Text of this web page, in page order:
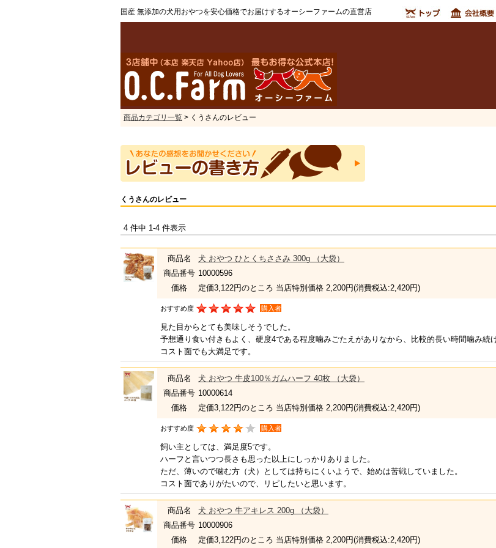
国産 無添加の犬用おやつを安心価格でお届けするオーシーファームの直営店
商品カテゴリ一覧 > くうさんのレビュー
くうさんのレビュー
4 件中 1-4 件表示
商品名
犬 おやつ ひとくちささみ 300g （大袋）
商品番号 10000596
価格
定価3,122円のところ 当店特別価格 2,200円(消費税込:2,420円)
おすすめ度 購入者
見た目からとても美味しそうでした。
予想通り食い付きもよく、硬度4である程度噛みごたえがありなから、比較的長い時間噛み続
コスト面でも大満足です。
商品名
犬 おやつ 牛皮100％ガムハーフ 40枚 （大袋）
商品番号 10000614
価格
定価3,122円のところ 当店特別価格 2,200円(消費税込:2,420円)
おすすめ度 購入者
飼い主としては、満足度5です。
ハーフと言いつつ長さも思った以上にしっかりありました。
ただ、薄いので噛む方（犬）としては持ちにくいようで、始めは苦戦していました。
コスト面でありがたいので、リピしたいと思います。
商品名
犬 おやつ 牛アキレス 200g （大袋）
商品番号 10000906
価格
定価3,122円のところ 当店特別価格 2,200円(消費税込:2,420円)